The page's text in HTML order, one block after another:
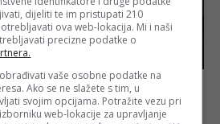
dijeliti te im pristupati 210
ova web-lokacija. Mi i naši
precizne podatke o
vaše osobne podatke na
Ako se ne slažete s tim, u
svojim opcijama. Potražite vezu pri
web-lokacije za upravljanje